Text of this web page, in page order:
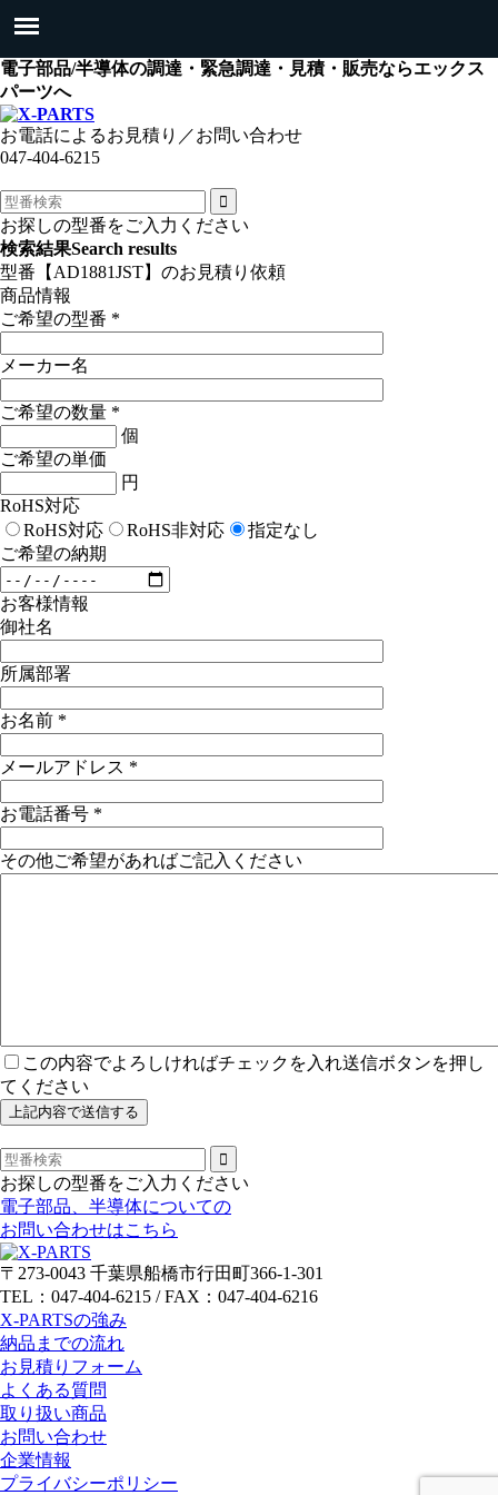
電子部品/半導体の調達・緊急調達・見積・販売ならエックス
パーツへ
お電話によるお見積り／お問い合わせ
047-404-6215
お探しの型番をご入力ください
検索結果Search results
型番【AD1881JST】のお見積り依頼
商品情報
ご希望の型番 *
メーカー名
ご希望の数量 *
個
ご希望の単価
円
RoHS対応
RoHS対応
RoHS非対応
指定なし
ご希望の納期
お客様情報
御社名
所属部署
お名前 *
メールアドレス *
お電話番号 *
その他ご希望があればご記入ください
この内容でよろしければチェックを入れ送信ボタンを押し
てください
お探しの型番をご入力ください
電子部品、半導体についての
お問い合わせはこちら
〒273-0043 千葉県船橋市行田町366-1-301
TEL：047-404-6215 / FAX：047-404-6216
X-PARTSの強み
納品までの流れ
お見積りフォーム
よくある質問
取り扱い商品
お問い合わせ
企業情報
プライバシーポリシー